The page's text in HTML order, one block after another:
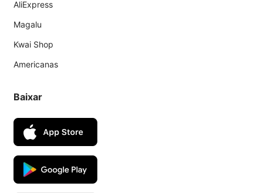
AliExpress
Magalu
Kwai Shop
Americanas
Baixar